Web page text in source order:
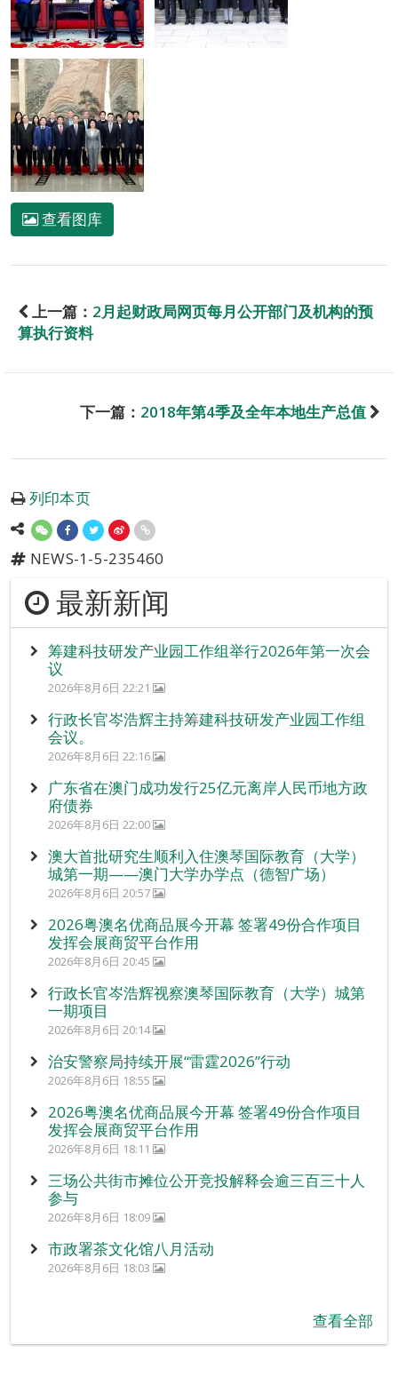
查看图库
上一篇： 2月起财政局网页每月公开部门及机构的预
算执行资料
下一篇： 2018年第4季及全年本地生产总值
列印本页
NEWS-1-5-235460
最新新闻
筹建科技研发产业园工作组举行2026年第一次会
议
2026年8月6日 22:21
行政长官岑浩辉主持筹建科技研发产业园工作组
会议。
2026年8月6日 22:16
广东省在澳门成功发行25亿元离岸人民币地方政
府债券
2026年8月6日 22:00
澳大首批研究生顺利入住澳琴国际教育（大学）
城第一期——澳门大学办学点（德智广场）
2026年8月6日 20:57
2026粤澳名优商品展今开幕 签署49份合作项目
发挥会展商贸平台作用
2026年8月6日 20:45
行政长官岑浩辉视察澳琴国际教育（大学）城第
一期项目
2026年8月6日 20:14
治安警察局持续开展“雷霆2026”行动
2026年8月6日 18:55
2026粤澳名优商品展今开幕 签署49份合作项目
发挥会展商贸平台作用
2026年8月6日 18:11
三场公共街市摊位公开竞投解释会逾三百三十人
参与
2026年8月6日 18:09
市政署茶文化馆八月活动
2026年8月6日 18:03
查看全部